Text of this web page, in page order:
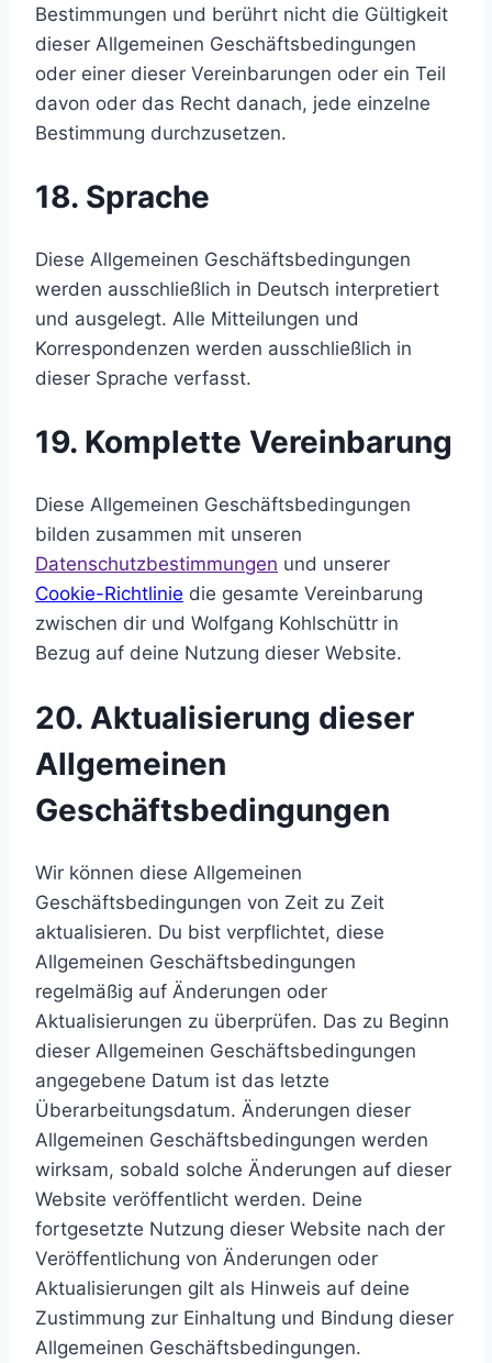
Bestimmungen und berührt nicht die Gültigkeit
dieser Allgemeinen Geschäftsbedingungen
oder einer dieser Vereinbarungen oder ein Teil
davon oder das Recht danach, jede einzelne
Bestimmung durchzusetzen.
18. Sprache
Diese Allgemeinen Geschäftsbedingungen
werden ausschließlich in Deutsch interpretiert
und ausgelegt. Alle Mitteilungen und
Korrespondenzen werden ausschließlich in
dieser Sprache verfasst.
19. Komplette Vereinbarung
Diese Allgemeinen Geschäftsbedingungen
bilden zusammen mit unseren
Datenschutzbestimmungen und unserer
Cookie-Richtlinie die gesamte Vereinbarung
zwischen dir und Wolfgang Kohlschüttr in
Bezug auf deine Nutzung dieser Website.
20. Aktualisierung dieser
Allgemeinen
Geschäftsbedingungen
Wir können diese Allgemeinen
Geschäftsbedingungen von Zeit zu Zeit
aktualisieren. Du bist verpflichtet, diese
Allgemeinen Geschäftsbedingungen
regelmäßig auf Änderungen oder
Aktualisierungen zu überprüfen. Das zu Beginn
dieser Allgemeinen Geschäftsbedingungen
angegebene Datum ist das letzte
Überarbeitungsdatum. Änderungen dieser
Allgemeinen Geschäftsbedingungen werden
wirksam, sobald solche Änderungen auf dieser
Website veröffentlicht werden. Deine
fortgesetzte Nutzung dieser Website nach der
Veröffentlichung von Änderungen oder
Aktualisierungen gilt als Hinweis auf deine
Zustimmung zur Einhaltung und Bindung dieser
Allgemeinen Geschäftsbedingungen.